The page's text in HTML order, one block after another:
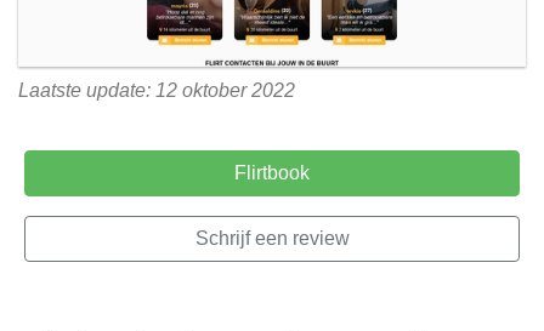
Laatste update: 12 oktober 2022
Flirtbook
Schrijf een review